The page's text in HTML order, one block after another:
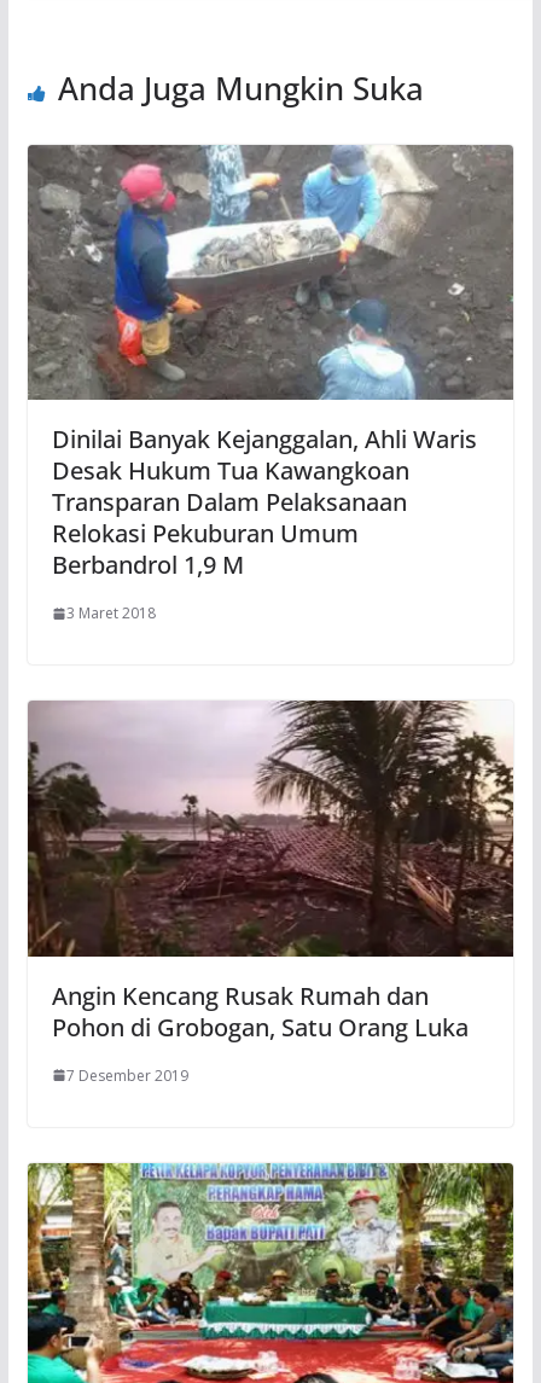
Anda Juga Mungkin Suka
Dinilai Banyak Kejanggalan, Ahli Waris
Desak Hukum Tua Kawangkoan
Transparan Dalam Pelaksanaan
Relokasi Pekuburan Umum
Berbandrol 1,9 M
3 Maret 2018
Angin Kencang Rusak Rumah dan
Pohon di Grobogan, Satu Orang Luka
7 Desember 2019